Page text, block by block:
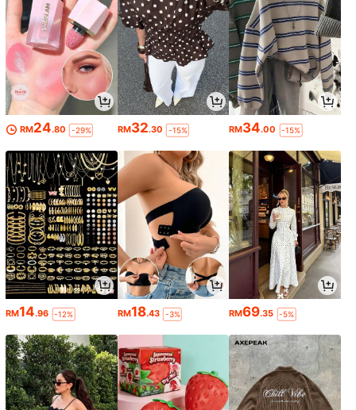
RM24.80 -29% RM32.30 -15% RM34.00 -15%
RM14.96 -12% RM18.43 -3% RM69.35 -5%